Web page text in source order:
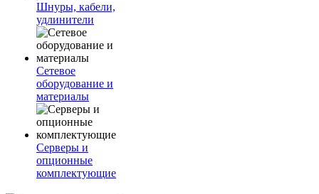
Шнуры, кабели,
удлинители
Сетевое
оборудование и
материалы
Серверы и
опционные
комплектующие